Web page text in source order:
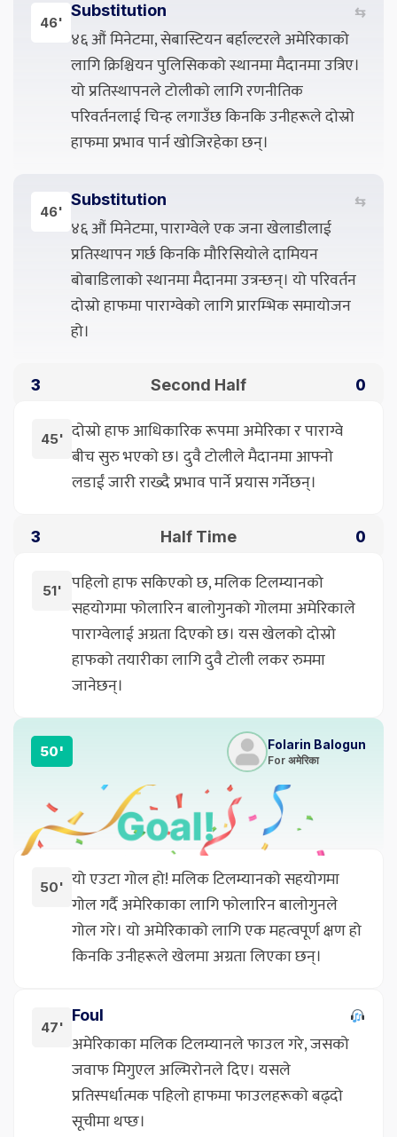
46'
Substitution ⇆
४६ औं मिनेटमा, सेबास्टियन बर्हाल्टरले अमेरिकाको
लागि क्रिश्चियन पुलिसिकको स्थानमा मैदानमा उत्रिए।
यो प्रतिस्थापनले टोलीको लागि रणनीतिक
परिवर्तनलाई चिन्ह लगाउँछ किनकि उनीहरूले दोस्रो
हाफमा प्रभाव पार्न खोजिरहेका छन्।
46'
Substitution ⇆
४६ औं मिनेटमा, पाराग्वेले एक जना खेलाडीलाई
प्रतिस्थापन गर्छ किनकि मौरिसियोले दामियन
बोबाडिलाको स्थानमा मैदानमा उत्रन्छन्। यो परिवर्तन
दोस्रो हाफमा पाराग्वेको लागि प्रारम्भिक समायोजन
हो।
3 Second Half 0
45' दोस्रो हाफ आधिकारिक रूपमा अमेरिका र पाराग्वे
बीच सुरु भएको छ। दुवै टोलीले मैदानमा आफ्नो
लडाईं जारी राख्दै प्रभाव पार्ने प्रयास गर्नेछन्।
3 Half Time 0
51'
पहिलो हाफ सकिएको छ, मलिक टिलम्यानको
सहयोगमा फोलारिन बालोगुनको गोलमा अमेरिकाले
पाराग्वेलाई अग्रता दिएको छ। यस खेलको दोस्रो
हाफको तयारीका लागि दुवै टोली लकर रुममा
जानेछन्।
50' Folarin Balogun
For अमेरिका
50' यो एउटा गोल हो! मलिक टिलम्यानको सहयोगमा
गोल गर्दै अमेरिकाका लागि फोलारिन बालोगुनले
गोल गरे। यो अमेरिकाको लागि एक महत्वपूर्ण क्षण हो
किनकि उनीहरूले खेलमा अग्रता लिएका छन्।
47'
Foul
अमेरिकाका मलिक टिलम्यानले फाउल गरे, जसको
जवाफ मिगुएल अल्मिरोनले दिए। यसले
प्रतिस्पर्धात्मक पहिलो हाफमा फाउलहरूको बढ्दो
सूचीमा थप्छ।